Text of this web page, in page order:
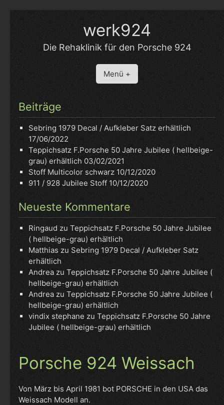
werk924
Die Rehaklinik für den Porsche 924
Menü +
Beiträge
Sebring 1979 Decal / Aufkleber Satz erhältlich
17/06/2022
Teppichsatz F.Porsche 50 Jahre Jubilee ( hellbeige-
grau) erhältlich 03/02/2021
Stoff Multicolor schwarz 10/12/2020
911 / 928 Jubilee Stoff 10/12/2020
Neueste Kommentare
Ringaud zuTeppichsatz F.Porsche 50 Jahre Jubilee
( hellbeige-grau) erhältlich
Matthias zu Sebring 1979 Decal / Aufkleber Satz
erhältlich
Andrea zuTeppichsatz F.Porsche 50 Jahre Jubilee (
hellbeige-grau) erhältlich
Andrea zuTeppichsatz F.Porsche 50 Jahre Jubilee (
hellbeige-grau) erhältlich
vindix stephane zuTeppichsatz F.Porsche 50 Jahre
Jubilee ( hellbeige-grau) erhältlich
Porsche 924 Weissach
Von März bis April 1981 bot PORSCHE in den USA das
Weissach Modell an.